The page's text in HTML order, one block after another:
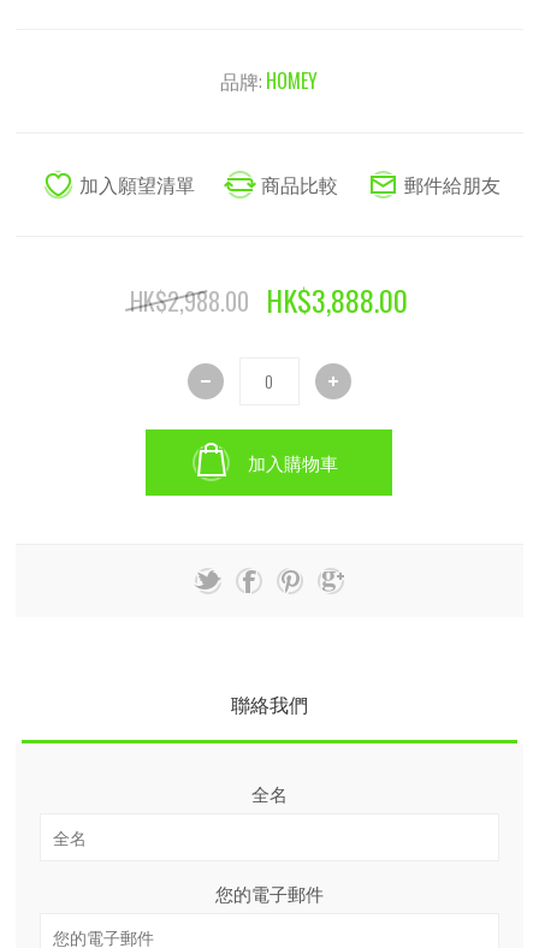
品牌: HOMEY
HK$2,988.00 HK$3,888.00
加入購物車
聯絡我們
全名
您的電子郵件